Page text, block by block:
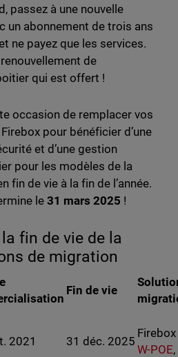
passez à une nouvelle
un abonnement de trois ans
ne payez que les services.
renouvellement de
qui est offert !
occasion de remplacer vos
pour bénéficier d’une
et d’une gestion
pour les modèles de la
fin de vie à la fin de l’année.
le31 mars 2025 !
fin de vie de la
de migration
Fin de vie
2021 31 déc. 2025
Firebox
W-POE,